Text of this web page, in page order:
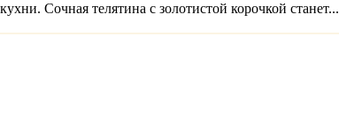
Сочная телятина с золотистой корочкой станет...